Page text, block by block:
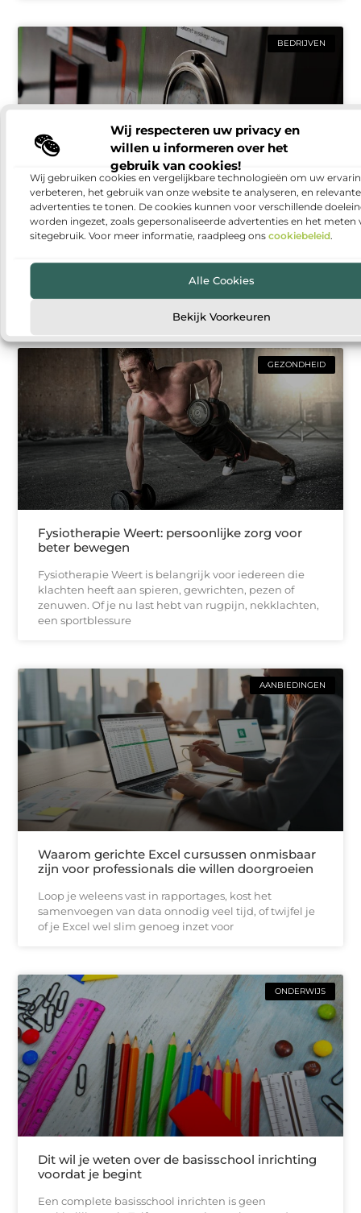
Wij respecteren uw privacy en
willen u informeren over het
gebruik van cookies!
Wij gebruiken cookies en vergelijkbare technologieën om uw
verbeteren, het gebruik van onze website te analyseren, en relevante
advertenties te tonen. De cookies kunnen voor verschillende
worden ingezet, zoals gepersonaliseerde advertenties en het meten
sitegebruik. Voor meer informatie, raadpleeg ons cookiebeleid.
Alle Cookies
Bekijk Voorkeuren
BEDRIJVEN
Warmtepomp installeren: duurzaam en
comfortabel wonen
de populairste oplossingen is een warmtepomp. Met
een warmtepomp kun
GEZONDHEID
Fysiotherapie Weert: persoonlijke zorg voor
beter bewegen
Fysiotherapie Weert is belangrijk voor iedereen die
klachten heeft aan spieren, gewrichten, pezen of
zenuwen. Of je nu last hebt van rugpijn, nekklachten,
een sportblessure
AANBIEDINGEN
Waarom gerichte Excel cursussen onmisbaar
zijn voor professionals die willen doorgroeien
Loop je weleens vast in rapportages, kost het
samenvoegen van data onnodig veel tijd, of twijfel je
of je Excel wel slim genoeg inzet voor
ONDERWIJS
Dit wil je weten over de basisschool inrichting
voordat je begint
Een complete basisschool inrichten is geen